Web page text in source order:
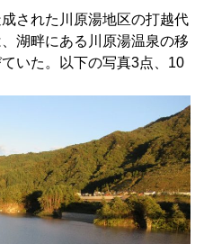
された川原湯地区の打越代
湖畔にある川原湯温泉の移
いた。以下の写真3点、10